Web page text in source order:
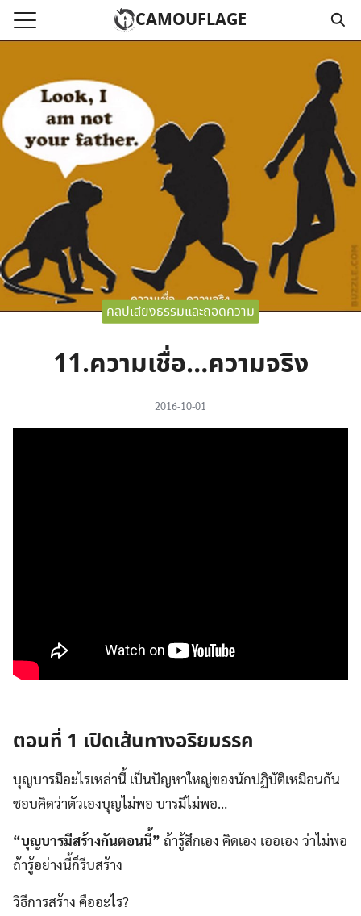
Skip
CAMOUFLAGE
ก
ามคลิปเสียงธรรม
หลด MP3
งสือออนไลน์
Search
คลิปเสียงธรรมและถอดความ
11.ความเชื่อ…ความจริง
2016-10-01
ตอนที่ 1 เปิดเส้นทางอริยมรรค
บุญบารมีอะไรเหล่านี้ เป็นปัญหาใหญ่ของนักปฏิบัติเหมือนกัน
ชอบคิดว่าตัวเองบุญไม่พอ บารมีไม่พอ…
“บุญบารมีสร้างกันตอนนี้” ถ้ารู้สึกเอง คิดเอง เออเอง ว่าไม่พอ
ถ้ารู้อย่างนี้ก็รีบสร้าง
วิธีการสร้าง คืออะไร?